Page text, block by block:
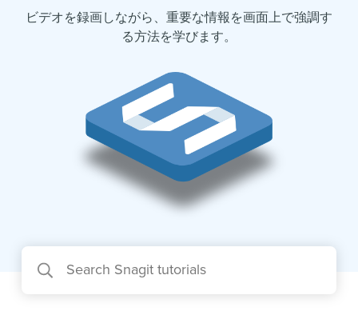
ビデオを録画しながら、重要な情報を画面上で強調す
る方法を学びます。